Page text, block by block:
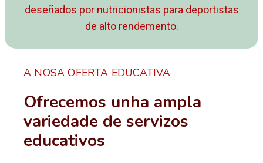
deseñados por nutricionistas para deportistas
de alto rendemento.
A NOSA OFERTA EDUCATIVA
Ofrecemos unha ampla
variedade de servizos
educativos